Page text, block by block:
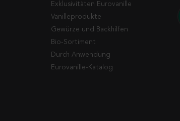
Exklusivitäten Eurovanille
Vanilleprodukte
Gewürze und Backhilfen
Bio-Sortiment
Durch Anwendung
Eurovanille-Katalog